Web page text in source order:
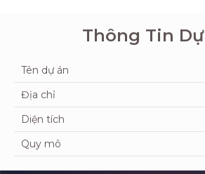
Thông Tin
Tên dự án
Địa chỉ
Diện tích
Quy mô